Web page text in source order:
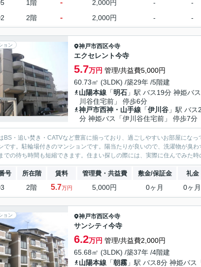
1階 - 2,000円 - -
2階 - 2,000円 - -
ョン 神戸市西区今寺
エクセレント今寺
5.7万円 管理/共益費5,000円
60.73㎡ (3LDK) /築29年 /5階建
山陽本線 「明石 」駅 バス19分 神姫バ
川谷住宅前」 停歩6分
神戸市西神・山手線 「伊川谷 」駅 バス
分 神姫バス「伊川谷住宅前」 停歩7分
BS・追い焚き・CATVなど豊富に揃っており、過ごしやすいお部屋にな
です。駐輪場付きのマンションです。陽当たりが良いので、洗濯物が臭
での待ち時間も短縮できます。住まい探しの際には、実際に住んでみた
号 所在階 賃料 管理費・共益費 敷金/保証金 礼金
2階 5.7万円 5,000円 0ヶ月 0ヶ月
ョン 神戸市西区今寺
サンシティ今寺
6.2万円 管理/共益費2,000円
65.68㎡ (3LDK) /築37年 /4階建
山陽本線 「朝霧 」駅 バス8分 神姫バス